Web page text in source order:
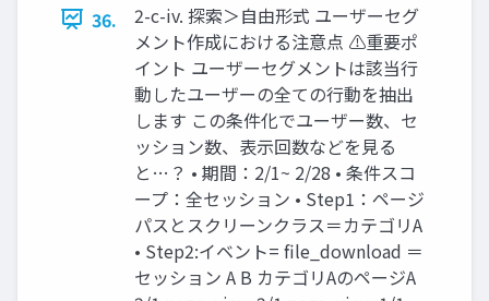
36.
2-c-iv. 探索＞自由形式 ユーザーセグ
メント作成における注意点 ⚠重要ポ
イント ユーザーセグメントは該当行
動したユーザーの全ての行動を抽出
します この条件化でユーザー数、セ
ッション数、表示回数などを見る
と…？ • 期間：2/1~ 2/28 • 条件スコ
ープ：全セッション • Step1：ページ
パスとスクリーンクラス＝カテゴリA
• Step2:イベント= file_download ＝
セッション A B カテゴリAのページA